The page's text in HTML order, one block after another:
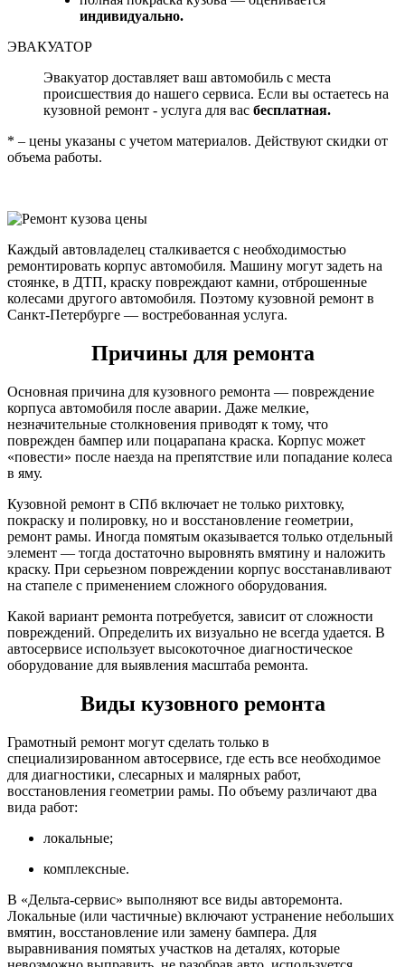
индивидуально.
ЭВАКУАТОР
Эвакуатор доставляет ваш автомобиль с места
происшествия до нашего сервиса. Если вы остаетесь на
кузовной ремонт - услуга для вас бесплатная.
* – цены указаны с учетом материалов. Действуют скидки от
объема работы.
Каждый автовладелец сталкивается с необходимостью
ремонтировать корпус автомобиля. Машину могут задеть на
стоянке, в ДТП, краску повреждают камни, отброшенные
колесами другого автомобиля. Поэтому кузовной ремонт в
Санкт-Петербурге — востребованная услуга.
Причины для ремонта
Основная причина для кузовного ремонта — повреждение
корпуса автомобиля после аварии. Даже мелкие,
незначительные столкновения приводят к тому, что
поврежден бампер или поцарапана краска. Корпус может
«повести» после наезда на препятствие или попадание колеса
в яму.
Кузовной ремонт в СПб включает не только рихтовку,
покраску и полировку, но и восстановление геометрии,
ремонт рамы. Иногда помятым оказывается только отдельный
элемент — тогда достаточно выровнять вмятину и наложить
краску. При серьезном повреждении корпус восстанавливают
на стапеле с применением сложного оборудования.
Какой вариант ремонта потребуется, зависит от сложности
повреждений. Определить их визуально не всегда удается. В
автосервисе использует высокоточное диагностическое
оборудование для выявления масштаба ремонта.
Виды кузовного ремонта
Грамотный ремонт могут сделать только в
специализированном автосервисе, где есть все необходимое
для диагностики, слесарных и малярных работ,
восстановления геометрии рамы. По объему различают два
вида работ:
локальные;
комплексные.
В «Дельта-сервис» выполняют все виды авторемонта.
Локальные (или частичные) включают устранение небольших
вмятин, восстановление или замену бампера. Для
выравнивания помятых участков на деталях, которые